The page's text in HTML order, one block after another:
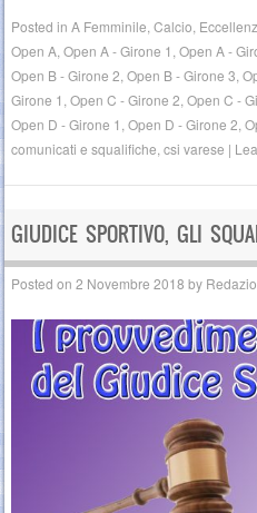
Posted inA Femminile ,Calcio
Open A ,Open A - Girone 1 ,Open A -
Open B - Girone 2 ,Open B - Girone 3 ,
Girone 1 ,Open C - Girone 2 ,Open C -
Open D - Girone 1 ,Open D - Girone 2 ,
comunicati e squalifiche ,csi varese |
GIUDICE SPORTIVO, GLI
Posted on2 Novembre 2018 by